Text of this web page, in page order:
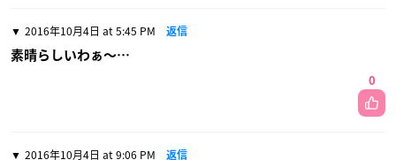
2016年10月4日 at 5:45 PM 返信
素晴らしいわぁ〜…
0
2016年10月4日 at 9:06 PM 返信